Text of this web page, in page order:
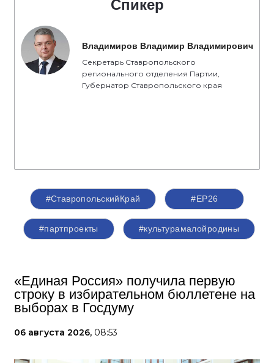
Спикер
Владимиров Владимир Владимирович
Секретарь Ставропольского
регионального отделения Партии,
Губернатор Ставропольского края
#СтавропольскийКрай #ЕР26
#партпроекты #культурамалойродины
«Единая Россия» получила первую
строку в избирательном бюллетене на
выборах в Госдуму
06 августа 2026, 08:53